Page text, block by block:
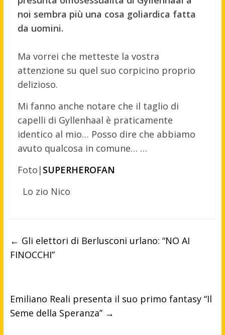
noi sembra più una cosa goliardica fatta
da uomini.
Ma vorrei che metteste la vostra
attenzione su quel suo corpicino proprio
delizioso.
Mi fanno anche notare che il taglio di
capelli di Gyllenhaal è praticamente
identico al mio… Posso dire che abbiamo
avuto qualcosa in comune… …
Foto| SUPERHEROFAN
Lo zio Nico
← Gli elettori di Berlusconi urlano: “NO AI
FINOCCHI”
Emiliano Reali presenta il suo primo fantasy “Il
Seme della Speranza” →